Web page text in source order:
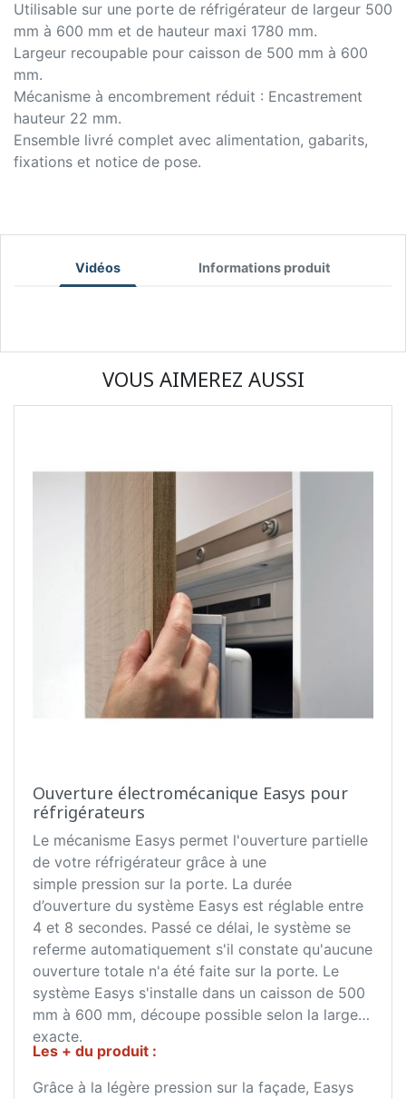
Utilisable sur une porte de réfrigérateur de largeur 500
mm à 600 mm et de hauteur maxi 1780 mm.
Largeur recoupable pour caisson de 500 mm à 600
mm.
Mécanisme à encombrement réduit : Encastrement
hauteur 22 mm.
Ensemble livré complet avec alimentation, gabarits,
fixations et notice de pose.
Vidéos Informations produit
VOUS AIMEREZ AUSSI
Ouverture électromécanique Easys pour
réfrigérateurs
Le mécanisme Easys permet l'ouverture partielle
de votre réfrigérateur grâce à une
simple pression sur la porte. La durée
d’ouverture du système Easys est réglable entre
4 et 8 secondes. Passé ce délai, le système se
referme automatiquement s'il constate qu'aucune
ouverture totale n'a été faite sur la porte. Le
système Easys s'installe dans un caisson de 500
mm à 600 mm, découpe possible selon la largeur
exacte.
Les + du produit :
Grâce à la légère pression sur la façade, Easys